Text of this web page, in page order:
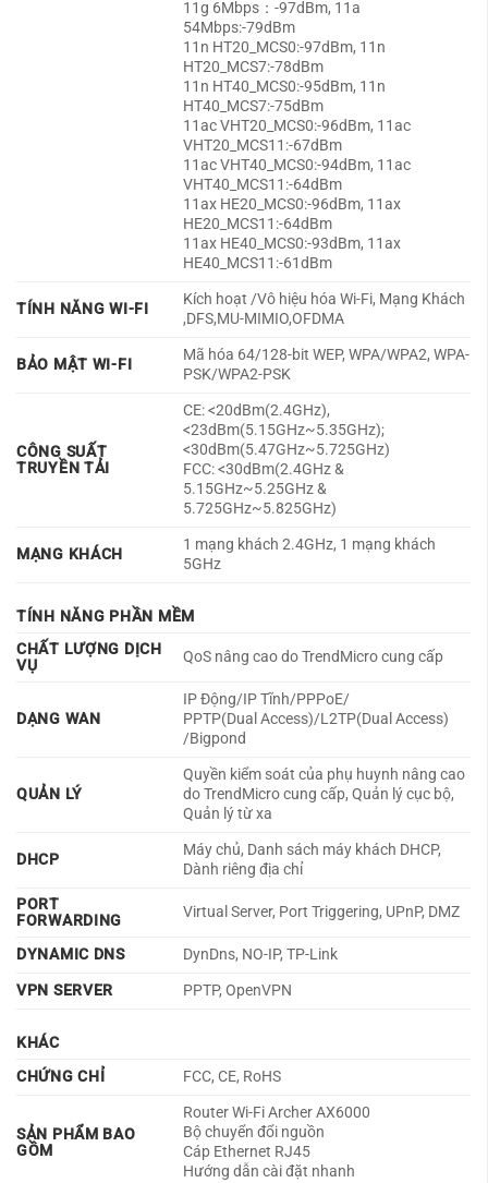
11g 6Mbps：-97dBm, 11a
54Mbps:-79dBm
11n HT20_MCS0:-97dBm, 11n
HT20_MCS7:-78dBm
11n HT40_MCS0:-95dBm, 11n
HT40_MCS7:-75dBm
11ac VHT20_MCS0:-96dBm, 11ac
VHT20_MCS11:-67dBm
11ac VHT40_MCS0:-94dBm, 11ac
VHT40_MCS11:-64dBm
11ax HE20_MCS0:-96dBm, 11ax
HE20_MCS11:-64dBm
11ax HE40_MCS0:-93dBm, 11ax
HE40_MCS11:-61dBm
TÍNH NĂNG WI-FI
Kích hoạt /Vô hiệu hóa Wi-Fi, Mạng Khách
,DFS,MU-MIMIO,OFDMA
BẢO MẬT WI-FI
Mã hóa 64/128-bit WEP, WPA/WPA2, WPA-
PSK/WPA2-PSK
CÔNG SUẤT
TRUYỀN TẢI
CE: <20dBm(2.4GHz),
<23dBm(5.15GHz~5.35GHz);
<30dBm(5.47GHz~5.725GHz)
FCC: <30dBm(2.4GHz &
5.15GHz~5.25GHz &
5.725GHz~5.825GHz)
MẠNG KHÁCH
1 mạng khách 2.4GHz, 1 mạng khách
5GHz
TÍNH NĂNG PHẦN MỀM
CHẤT LƯỢNG DỊCH
VỤ
QoS nâng cao do TrendMicro cung cấp
DẠNG WAN
IP Động/IP Tĩnh/PPPoE/
PPTP(Dual Access)/L2TP(Dual Access)
/Bigpond
QUẢN LÝ
Quyền kiểm soát của phụ huynh nâng cao
do TrendMicro cung cấp, Quản lý cục bộ,
Quản lý từ xa
DHCP
Máy chủ, Danh sách máy khách DHCP,
Dành riêng địa chỉ
PORT
FORWARDING
Virtual Server, Port Triggering, UPnP, DMZ
DYNAMIC DNS
DynDns, NO-IP, TP-Link
VPN SERVER
PPTP, OpenVPN
KHÁC
CHỨNG CHỈ
FCC, CE, RoHS
SẢN PHẨM BAO
GỒM
Router Wi-Fi Archer AX6000
Bộ chuyển đổi nguồn
Cáp Ethernet RJ45
Hướng dẫn cài đặt nhanh